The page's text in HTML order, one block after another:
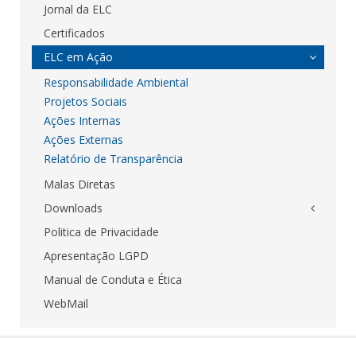
Jornal da ELC
Certificados
ELC em Ação
Responsabilidade Ambiental
Projetos Sociais
Ações Internas
Ações Externas
Relatório de Transparência
Malas Diretas
Downloads
Politica de Privacidade
Apresentação LGPD
Manual de Conduta e Ética
WebMail